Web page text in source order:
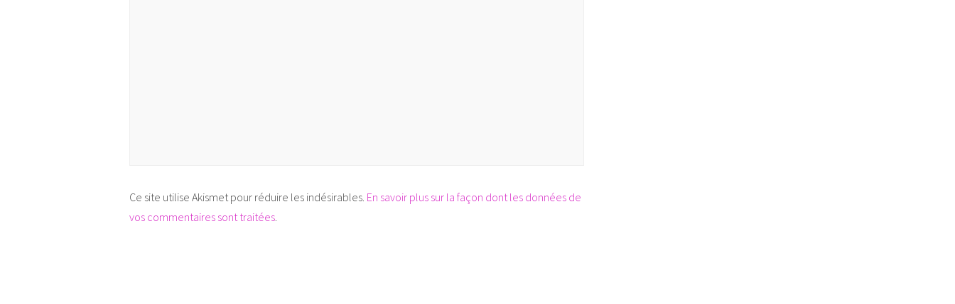
Ce site utilise Akismet pour réduire les indésirables. En savoir plus sur la façon dont les données de
vos commentaires sont traitées.